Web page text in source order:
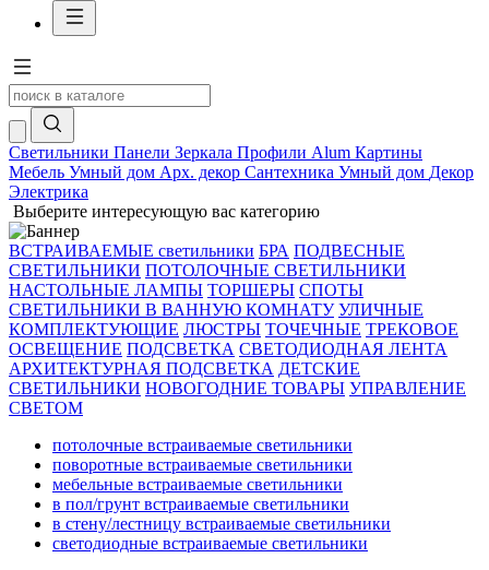
Светильники Панели Зеркала Профили Alum Картины
Мебель Умный дом Арх. декор Сантехника Умный дом Декор
Электрика
Выберите интересующую вас категорию
ВСТРАИВАЕМЫЕ светильники БРА ПОДВЕСНЫЕ
СВЕТИЛЬНИКИ ПОТОЛОЧНЫЕ СВЕТИЛЬНИКИ
НАСТОЛЬНЫЕ ЛАМПЫ ТОРШЕРЫ СПОТЫ
СВЕТИЛЬНИКИ В ВАННУЮ КОМНАТУ УЛИЧНЫЕ
КОМПЛЕКТУЮЩИЕ ЛЮСТРЫ ТОЧЕЧНЫЕ ТРЕКОВОЕ
ОСВЕЩЕНИЕ ПОДСВЕТКА СВЕТОДИОДНАЯ ЛЕНТА
АРХИТЕКТУРНАЯ ПОДСВЕТКА ДЕТСКИЕ
СВЕТИЛЬНИКИ НОВОГОДНИЕ ТОВАРЫ УПРАВЛЕНИЕ
СВЕТОМ
потолочные встраиваемые светильники
поворотные встраиваемые светильники
мебельные встраиваемые светильники
в пол/грунт встраиваемые светильники
в стену/лестницу встраиваемые светильники
светодиодные встраиваемые светильники